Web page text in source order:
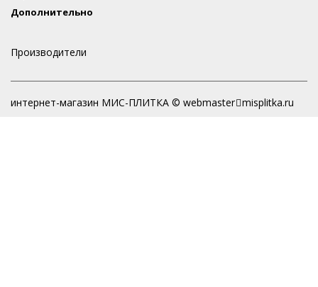
Дополнительно
Производители
интернет-магазин МИС-ПЛИТКА © webmaster misplitka.ru